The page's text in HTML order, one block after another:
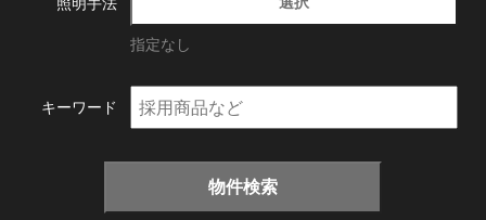
指定なし
キーワード
物件検索